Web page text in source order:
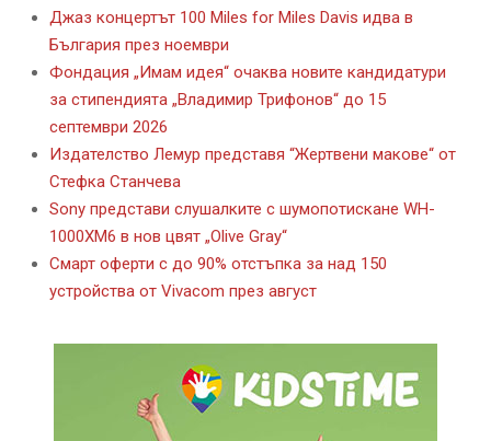
Джаз концертът 100 Miles for Miles Davis идва в
България през ноември
Фондация „Имам идея“ очаква новите кандидатури
за стипендията „Владимир Трифонов“ до 15
септември 2026
Издателство Лемур представя “Жертвени макове“ от
Стефка Станчева
Sony представи слушалките с шумопотискане WH-
1000XM6 в нов цвят „Olive Gray“
Смарт оферти с до 90% отстъпка за над 150
устройства от Vivacom през август